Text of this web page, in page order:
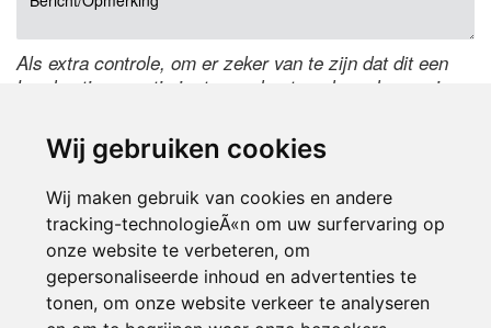
Wij gebruiken cookies
Wij maken gebruik van cookies en andere
tracking-technologieÃ«n om uw surfervaring op
onze website te verbeteren, om
gepersonaliseerde inhoud en advertenties te
tonen, om onze website verkeer te analyseren
Als extra controle, om er zeker van te zijn dat dit een
handmatige reactie is, typ onderstaande code over in
de code te wijzigen.